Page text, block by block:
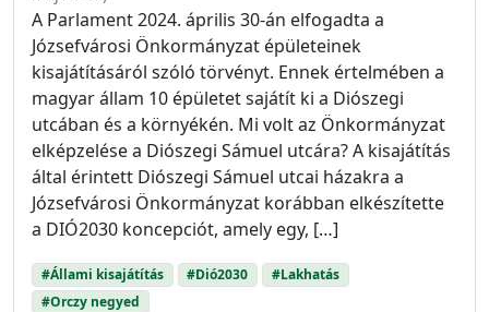
A Parlament 2024. április 30-án elfogadta a
Józsefvárosi Önkormányzat épületeinek
kisajátításáról szóló törvényt. Ennek értelmében a
magyar állam 10 épületet sajátít ki a Diószegi
utcában és a környékén. Mi volt az Önkormányzat
elképzelése a Diószegi Sámuel utcára? A kisajátítás
által érintett Diószegi Sámuel utcai házakra a
Józsefvárosi Önkormányzat korábban elkészítette
a DIÓ2030 koncepciót, amely egy, […]
#Állami kisajátítás #Dió2030
#Lakhatás
#Orczy negyed